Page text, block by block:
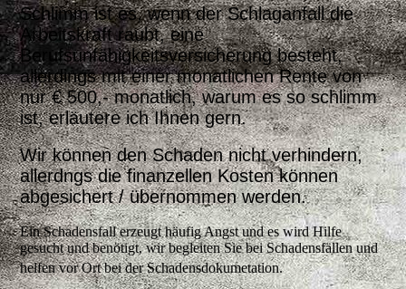
Schlimm ist es, wenn der Schlaganfall die
Arbeitskraft raubt, eine
Berufsunfähigkeitsversicherung besteht,
allerdings mit einer monatlichen Rente von
nur € 500,- monatlich, warum es so schlimm
ist, erläutere ich Ihnen gern.
Wir können den Schaden nicht verhindern,
allerdngs die finanzellen Kosten können
abgesichert / übernommen werden.
Ein Schadensfall erzeugt häufig Angst und es wird Hilfe
gesucht und benötigt, wir begleiten Sie bei Schadensfällen und
helfen vor Ort bei der Schadensdokumetation.